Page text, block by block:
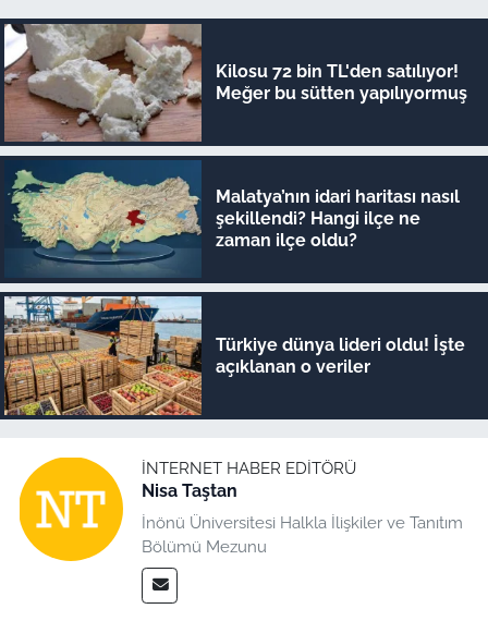
Kilosu 72 bin TL'den satılıyor!
Meğer bu sütten yapılıyormuş
Malatya’nın idari haritası nasıl
şekillendi? Hangi ilçe ne
zaman ilçe oldu?
Türkiye dünya lideri oldu! İşte
açıklanan o veriler
İNTERNET HABER EDITÖRÜ
Nisa Taştan
İnönü Üniversitesi Halkla İlişkiler ve Tanıtım
Bölümü Mezunu